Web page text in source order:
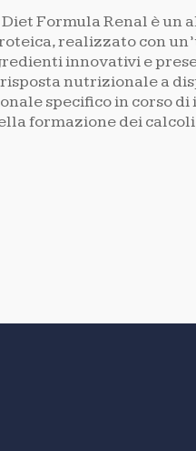
Formula Renal è un
realizzato con
innovativi e
nutrizionale a
specifico in corso
formazione dei calcoli